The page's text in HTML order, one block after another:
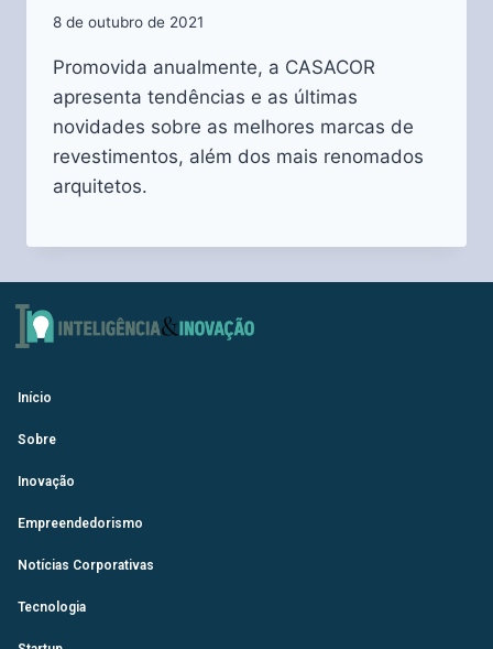
8 de outubro de 2021
Promovida anualmente, a CASACOR
apresenta tendências e as últimas
novidades sobre as melhores marcas de
revestimentos, além dos mais renomados
arquitetos.
Início
Sobre
Inovação
Empreendedorismo
Notícias Corporativas
Tecnologia